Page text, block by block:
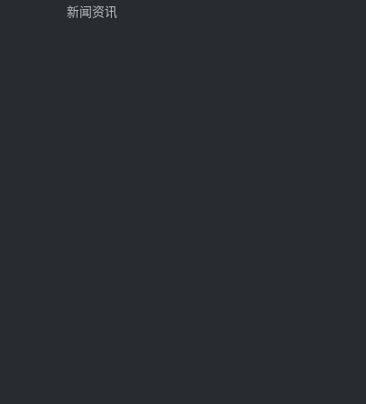
新闻资讯